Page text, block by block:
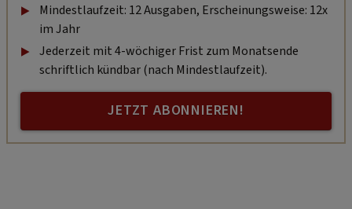
Mindestlaufzeit: 12 Ausgaben, Erscheinungsweise: 12x
im Jahr
Jederzeit mit 4-wöchiger Frist zum Monatsende
schriftlich kündbar (nach Mindestlaufzeit).
JETZT ABONNIEREN!